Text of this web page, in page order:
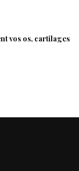
vos os, cartilages